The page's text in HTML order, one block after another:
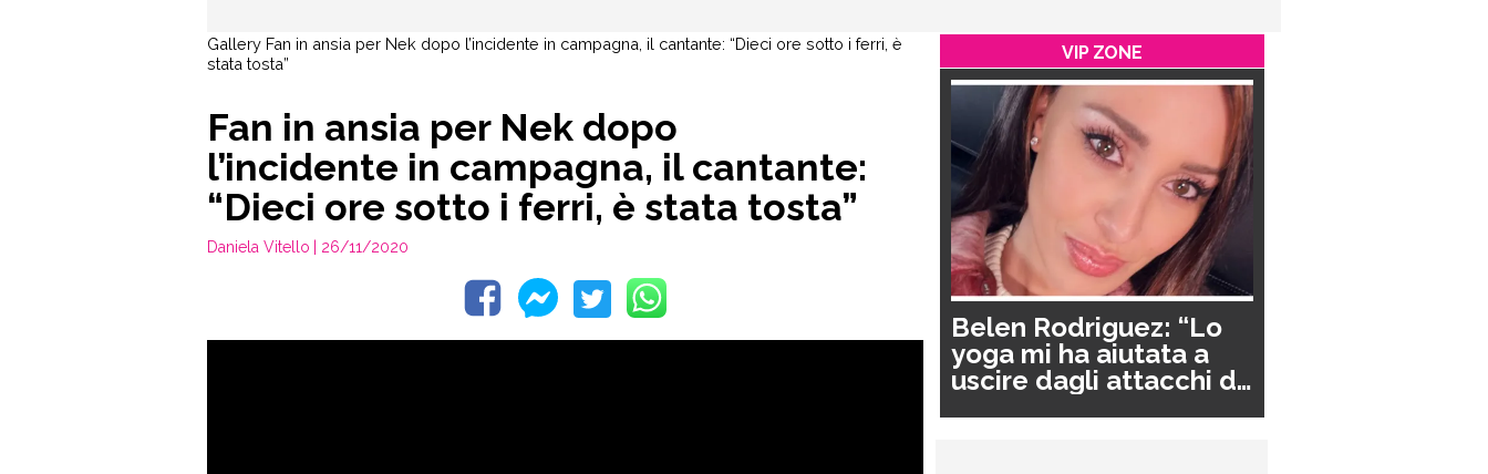
Gallery Fan in ansia per Nek dopo l’incidente in campagna, il cantante: “Dieci ore sotto i ferri, è
stata tosta”
Fan in ansia per Nek dopo
l’incidente in campagna, il cantante:
“Dieci ore sotto i ferri, è stata tosta”
Daniela Vitello | 26/11/2020
VIP ZONE
Belen Rodriguez: “Lo
yoga mi ha aiutata a
uscire dagli attacchi di